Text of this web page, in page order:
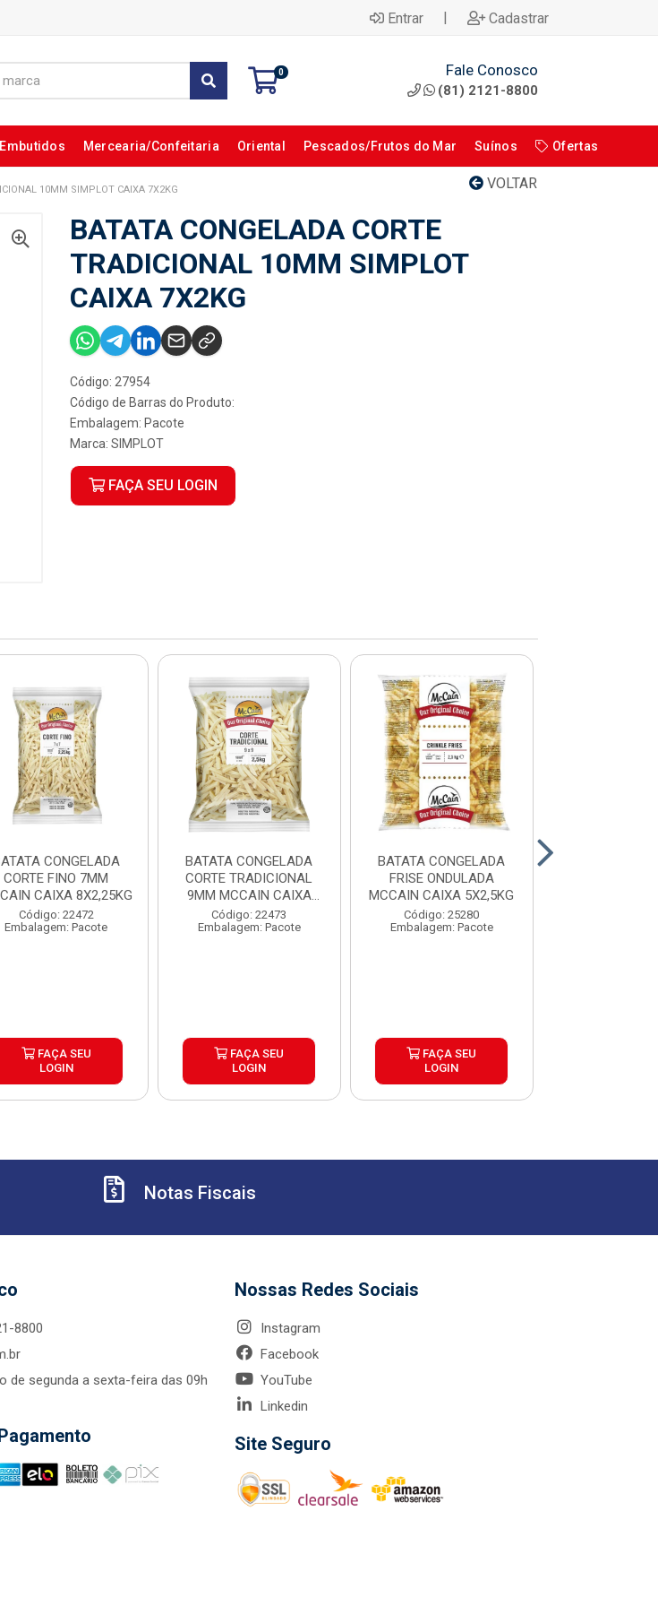
Entrar | Cadastrar
0 Fale Conosco
(81) 2121-8800
Mercearia/Confeitaria Oriental Pescados/Frutos do Mar Suínos Ofertas
VOLTAR
10MM SIMPLOT CAIXA 7X2KG
BATATA CONGELADA CORTE
TRADICIONAL 10MM SIMPLOT
CAIXA 7X2KG
Código: 27954
Código de Barras do Produto:
Embalagem: Pacote
Marca: SIMPLOT
FAÇA SEU LOGIN
CONGELADA
CORTE FINO 7MM
CAIXA 8X2,25KG
Código: 22472
Embalagem: Pacote
FAÇA SEU
LOGIN
BATATA CONGELADA
CORTE TRADICIONAL
9MM MCCAIN CAIXA
6X2,5KG
Código: 22473
Embalagem: Pacote
FAÇA SEU
LOGIN
BATATA CONGELADA
FRISE ONDULADA
MCCAIN CAIXA 5X2,5KG
Código: 25280
Embalagem: Pacote
FAÇA SEU
LOGIN
Notas Fiscais
8800
de segunda a sexta-feira das 09h
Nossas Redes Sociais
Instagram
Facebook
YouTube
Linkedin
Site Seguro